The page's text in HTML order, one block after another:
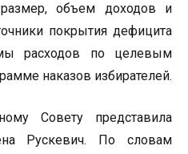
объем доходов и
покрытия дефицита
расходов по целевым
наказов избирателей.
Совету представила
Рускевич. По словам